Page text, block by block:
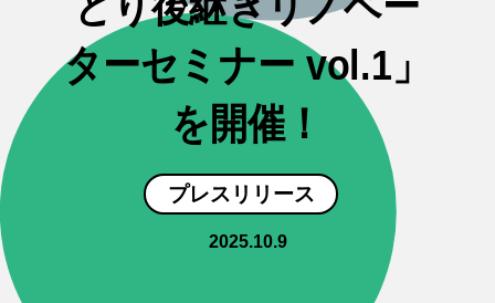
ターセミナー vol.1」
を開催！
プレスリリース
2025.10.9